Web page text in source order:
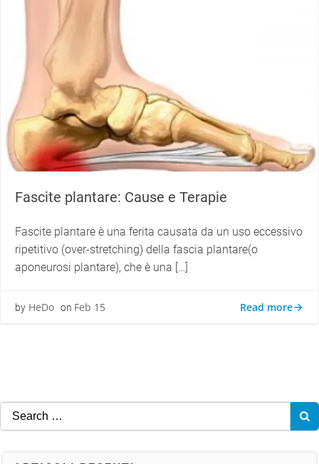
Fascite plantare: Cause e Terapie
Fascite plantare è una ferita causata da un uso eccessivo
ripetitivo (over-stretching) della fascia plantare(o
aponeurosi plantare), che è una […]
by HeDo on Feb 15 Read more
Search
for: